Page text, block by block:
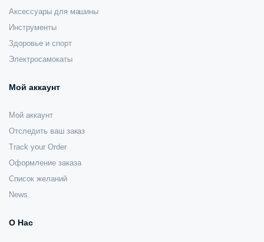
Аксессуары для машины
Инструменты
Здоровье и спорт
Электросамокаты
Мой аккаунт
Мой аккаунт
Отследить ваш заказ
Track your Order
Оформление заказа
Список желаний
News
О Нас